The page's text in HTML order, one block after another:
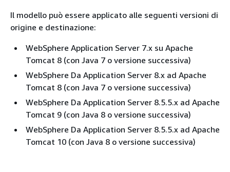
Il modello può essere applicato alle seguenti versioni di
origine e destinazione:
WebSphere Application Server 7.x su Apache
Tomcat 8 (con Java 7 o versione successiva)
WebSphere Da Application Server 8.x ad Apache
Tomcat 8 (con Java 7 o versione successiva)
WebSphere Da Application Server 8.5.5.x ad Apache
Tomcat 9 (con Java 8 o versione successiva)
WebSphere Da Application Server 8.5.5.x ad Apache
Tomcat 10 (con Java 8 o versione successiva)